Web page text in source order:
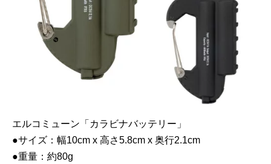
エルコミューン「カラビナバッテリー」
●サイズ：幅10cm x 高さ5.8cm x 奥行2.1cm
●重量：約80g